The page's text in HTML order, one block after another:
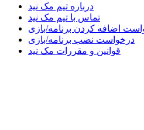
درباره تیم مک نید
تماس با تیم مک نید
اضافه کردن برنامه/بازی
درخواست نصب برنامه/بازی
قوانین و مقررات مک نید